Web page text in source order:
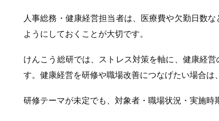
人事総務・健康経営担当者は、医療費や欠勤日数
ようにしておくことが大切です。
けんこう総研では、ストレス対策を軸に、健康経
す。健康経営を研修や職場改善につなげたい場合は
研修テーマが未定でも、対象者・職場状況・実施時